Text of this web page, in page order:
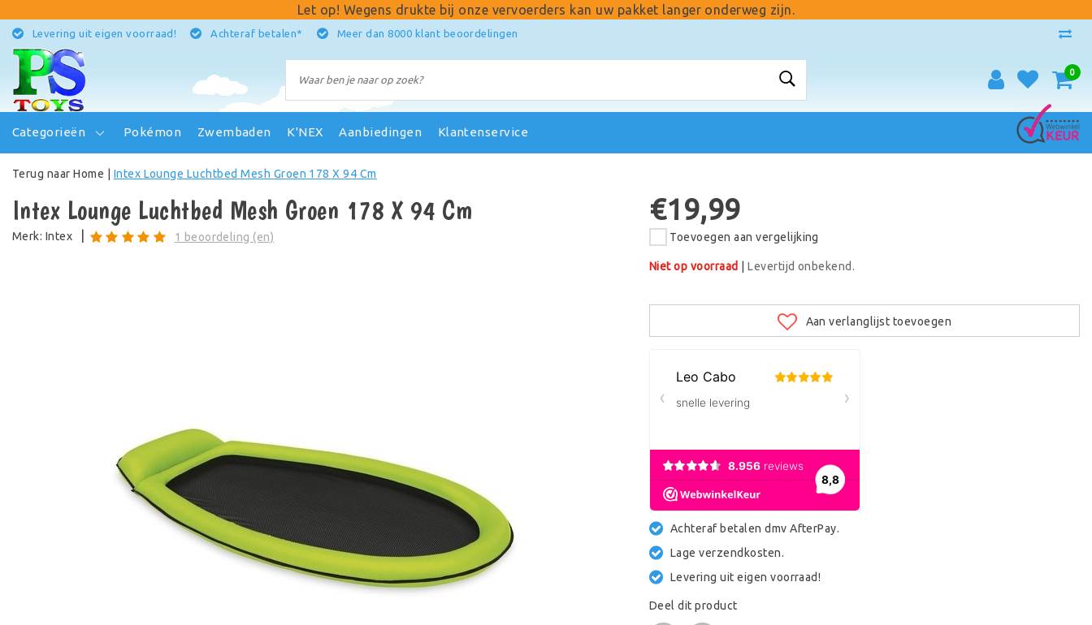
Let op! Wegens drukte bij onze vervoerders kan uw pakket langer onderweg zijn.
Levering uit eigen voorraad! Achteraf betalen* Meer dan 8000 klant beoordelingen
0
Categorieën Pokémon Zwembaden K'NEX Aanbiedingen Klantenservice
Terug naar Home Intex Lounge Luchtbed Mesh Groen 178 X 94 Cm
Intex Lounge Luchtbed Mesh Groen 178 X 94 Cm
Merk: Intex 1 beoordeling (en)
€19,99
Toevoegen aan vergelijking
Niet op voorraad |Levertijd onbekend.
Aan verlanglijst toevoegen
Achteraf betalen dmv AfterPay.
Lage verzendkosten.
Levering uit eigen voorraad!
Deel dit product